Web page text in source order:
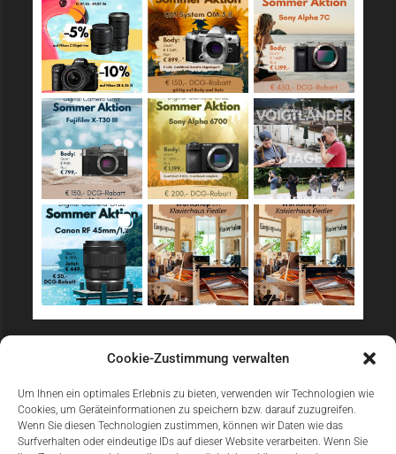
Cookie-Zustimmung verwalten
Um Ihnen ein optimales Erlebnis zu bieten, verwenden wir Technologien wie
Cookies, um Geräteinformationen zu speichern bzw. darauf zuzugreifen.
Wenn Sie diesen Technologien zustimmen, können wir Daten wie das
Surfverhalten oder eindeutige IDs auf dieser Website verarbeiten. Wenn Sie
Sicher Einkaufen